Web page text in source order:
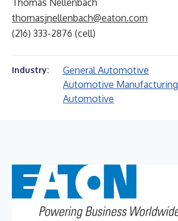
Thomas Nellenbach
thomasjnellenbach@eaton.com
(216) 333-2876 (cell)
Industry:
General Automotive
Automotive Manufacturing
Automotive